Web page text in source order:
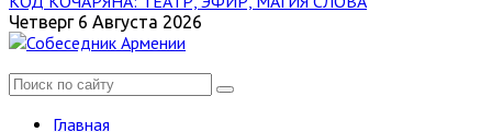
Четверг 6 Августа 2026
Главная